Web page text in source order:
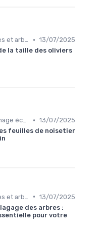
Outils pour arbres et arbustes • 13/07/2025
la taille des oliviers
Outils pour jardinage écologique • 13/07/2025
feuilles de noisetier
• 13/07/2025
des arbres :
pour votre